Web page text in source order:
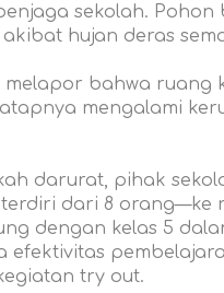
sekolah.
hujan deras
melapor bahwa ruang
mengalami
darurat, pihak
dari 8 orang—ke
dengan kelas 5
efektivitas
try out.